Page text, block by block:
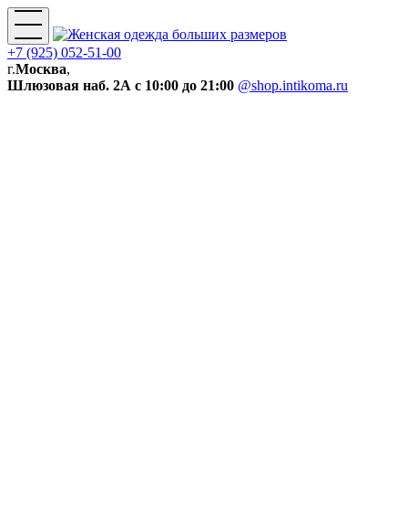
+7 (925) 052-51-00
г.Москва,
Шлюзовая наб. 2А с 10:00 до 21:00 @shop.intikoma.ru